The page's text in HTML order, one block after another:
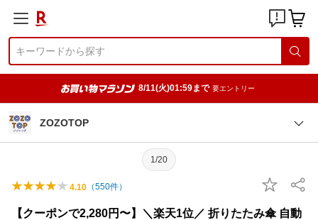
8/11(火)01:59まで 要エントリー
ZOZOTOP
1/20
4.10 （550件）
【クーポンで2,280円〜】＼楽天1位／ 折りたたみ傘 自動